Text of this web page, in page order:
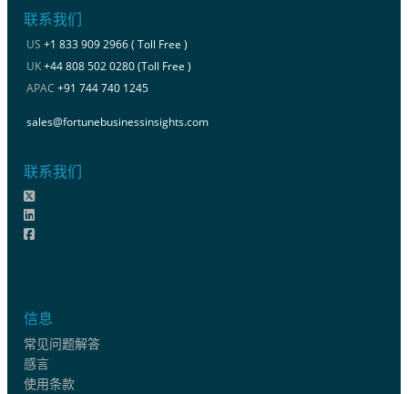
联系我们
US +1 833 909 2966 ( Toll Free )
UK+44 808 502 0280 (Toll Free )
APAC +91 744 740 1245
sales@fortunebusinessinsights.com
联系我们
信息
常见问题解答
感言
使用条款